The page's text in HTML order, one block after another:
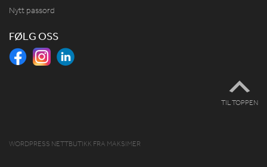
Nytt passord
FØLG OSS
TIL TOPPEN
WORDPRESS NETTBUTIKK FRA MAKSIMER